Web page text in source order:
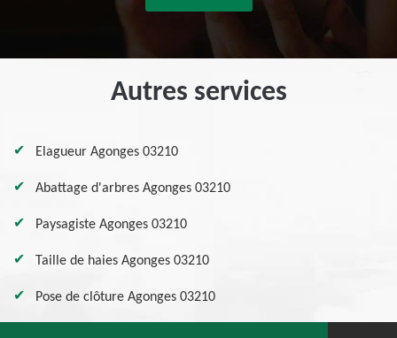
Autres services
Elagueur Agonges 03210
Abattage d'arbres Agonges 03210
Paysagiste Agonges 03210
Taille de haies Agonges 03210
Pose de clôture Agonges 03210